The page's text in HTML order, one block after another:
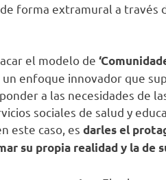
forma extramural a través
el modelo de
enfoque innovador que
a las necesidades de
sociales de salud y
este caso, es darles el
su propia realidad y la de